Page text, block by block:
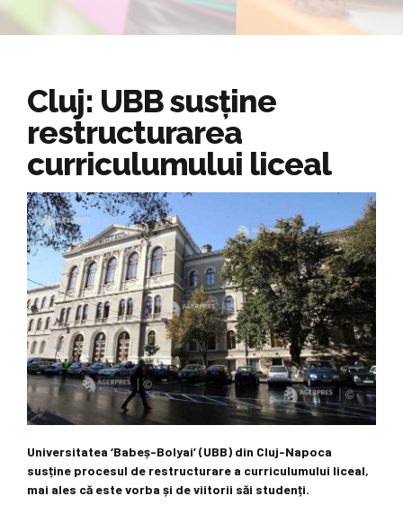
Cluj: UBB susține
restructurarea
curriculumului liceal
Universitatea ‘Babeș-Bolyai’ (UBB) din Cluj-Napoca
susține procesul de restructurare a curriculumului liceal,
mai ales că este vorba și de viitorii săi studenți.